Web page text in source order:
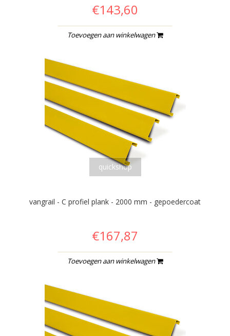
€143,60
Toevoegen aan winkelwagen
quickshop
vangrail - C profiel plank - 2000 mm - gepoedercoat
€167,87
Toevoegen aan winkelwagen